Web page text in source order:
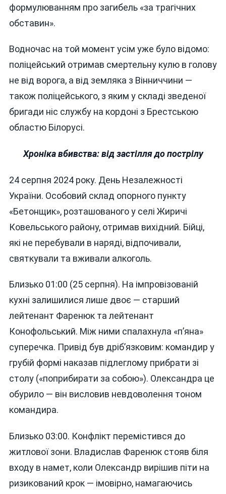
формулюванням про загибель «за трагічних
обставин».
Водночас на той момент усім уже було відомо:
поліцейський отримав смертельну кулю в голову
не від ворога, а від земляка з Вінниччини —
також поліцейського, з яким у складі зведеної
бригади ніс службу на кордоні з Брестською
областю Білорусі.
Хроніка вбивства: від застілля до пострілу
24 серпня 2024 року. День Незалежності
України. Особовий склад опорного пункту
«Бетонщик», розташованого у селі Жиричі
Ковельського району, отримав вихідний. Бійці,
які не перебували в наряді, відпочивали,
святкували та вживали алкоголь.
Близько 01:00 (25 серпня). На імпровізованій
кухні залишилися лише двоє — старший
лейтенант Фаренюк та лейтенант
Конофольський. Між ними спалахнула «п’яна»
суперечка. Привід був дріб’язковим: командир у
грубій формі наказав підлеглому прибрати зі
столу («поприбирати за собою»). Олександра це
обурило — він висловив невдоволення тоном
командира.
Близько 03:00. Конфлікт перемістився до
житлової зони. Владислав Фаренюк стояв біля
входу в намет, коли Олександр вирішив піти на
ризикований крок — імовірно, намагаючись